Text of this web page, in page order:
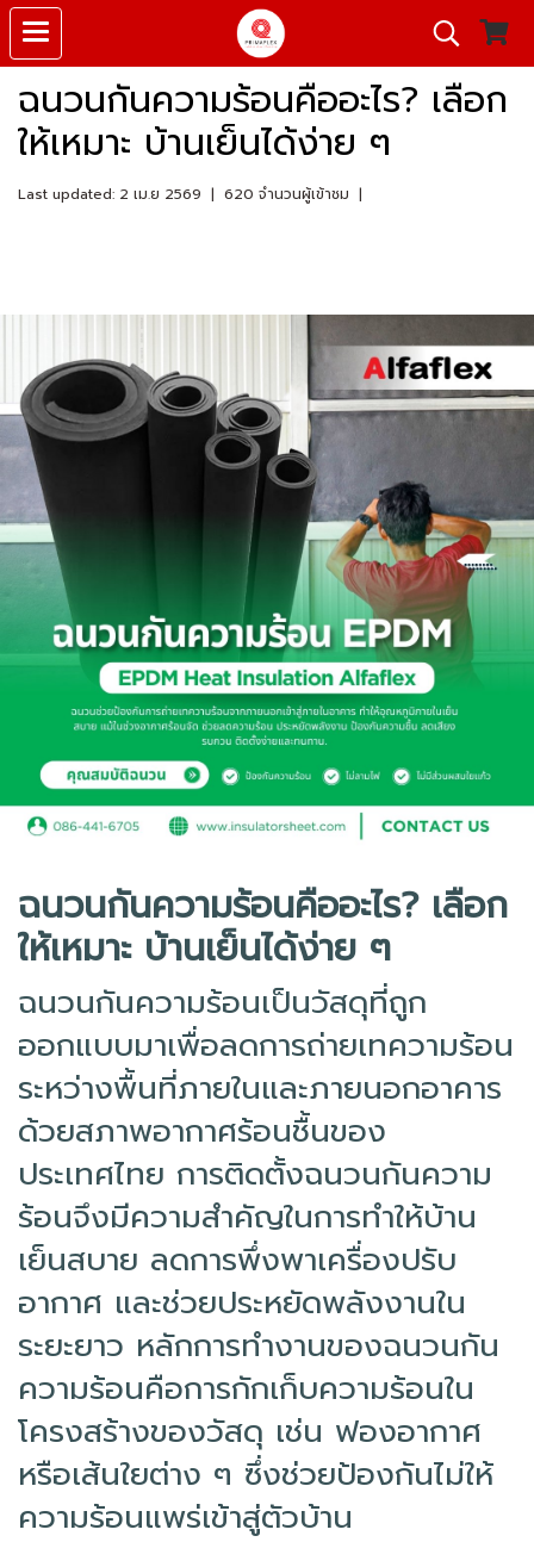
ฉนวนกันความร้อนคืออะไร? เลือก
ให้เหมาะ บ้านเย็นได้ง่าย ๆ
Last updated: 2 เม.ย 2569 | 620 จำนวนผู้เข้าชม |
ฉนวนกันความร้อนคืออะไร? เลือก
ให้เหมาะ บ้านเย็นได้ง่าย ๆ
ฉนวนกันความร้อนเป็นวัสดุที่ถูก
ออกแบบมาเพื่อลดการถ่ายเทความร้อน
ระหว่างพื้นที่ภายในและภายนอกอาคาร
ด้วยสภาพอากาศร้อนชื้นของ
ประเทศไทย การติดตั้งฉนวนกันความ
ร้อนจึงมีความสำคัญในการทำให้บ้าน
เย็นสบาย ลดการพึ่งพาเครื่องปรับ
อากาศ และช่วยประหยัดพลังงานใน
ระยะยาว หลักการทำงานของฉนวนกัน
ความร้อนคือการกักเก็บความร้อนใน
โครงสร้างของวัสดุ เช่น ฟองอากาศ
หรือเส้นใยต่าง ๆ ซึ่งช่วยป้องกันไม่ให้
ความร้อนแพร่เข้าสู่ตัวบ้าน